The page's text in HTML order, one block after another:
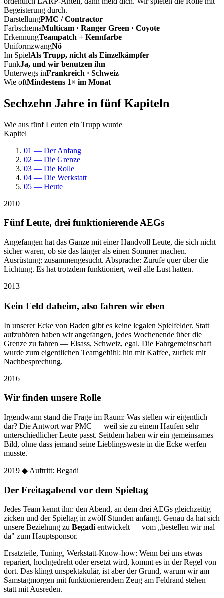
Begeisterung durch.
DarstellungPMC / Contractor
FarbschemaMulticam · Ranger Green · Coyote
ErkennungTeampatch + Kennfarbe
UniformzwangNö
Im SpielAls Trupp, nicht als Einzelkämpfer
FunkJa, und wir benutzen ihn
Unterwegs inFrankreich · Schweiz
Wie oftMindestens 1× im Monat
Sechzehn Jahre in fünf Kapiteln
Wie aus fünf Leuten ein Trupp wurde
Kapitel
01 — Der Anfang
02 — Die Grenze
03 — Die Rolle
04 — Die Werkstatt
05 — Heute
2010
Fünf Leute, drei funktionierende AEGs
Angefangen hat das Ganze mit einer Handvoll Leute, die sich nicht
sicher waren, ob sie das länger als einen Sommer machen.
Ausrüstung: zusammengesucht. Absprache: Zurufe quer über die
Lichtung. Es hat trotzdem funktioniert, weil alle Lust hatten.
2013
Kein Feld daheim, also fahren wir eben
In unserer Ecke von Baden gibt es keine legalen Spielfelder. Statt
aufzuhören haben wir angefangen, jedes Wochenende über die
Grenze zu fahren — Elsass, Schweiz, egal. Die Fahrgemeinschaft
wurde zum eigentlichen Teamgefühl: hin mit Kaffee, zurück mit
Nachbesprechung.
2016
Wir finden unsere Rolle
Irgendwann stand die Frage im Raum: Was stellen wir eigentlich
dar? Die Antwort war PMC — weil sie zu einem Haufen sehr
unterschiedlicher Leute passt. Seitdem haben wir ein gemeinsames
Bild, ohne dass jemand seine Lieblingsweste in die Ecke werfen
musste.
2019 ◆ Auftritt: Begadi
Der Freitagabend vor dem Spieltag
Jedes Team kennt ihn: den Abend, an dem drei AEGs gleichzeitig
zicken und der Spieltag in zwölf Stunden anfängt. Genau da hat sich
unsere Beziehung zu Begadientwickelt — vom „bestellen wir mal
da" zum Hauptsponsor.
Ersatzteile, Tuning, Werkstatt-Know-how: Wenn bei uns etwas
repariert, hochgedreht oder ersetzt wird, kommt es in der Regel von
dort. Das klingt unspektakulär, ist aber der Grund, warum wir am
Samstagmorgen mit funktionierendem Zeug am Feldrand stehen
statt mit Ausreden.